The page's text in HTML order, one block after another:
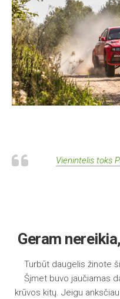
Vienintelis toks
Geram
Turbūt daugelis žinote
Šįmet buvo jaučiamas
krūvos kitų. Jeigu